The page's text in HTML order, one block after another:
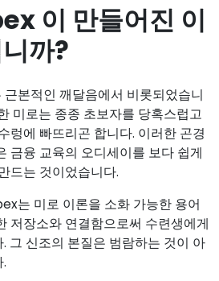
이 만들어진 이
까?
본적인 깨달음에서 비롯되었습니
미로는 종종 초보자를 당혹스럽고
렁에 빠뜨리곤 합니다. 이러한 곤경
금융 교육의 오디세이를 보다 쉽게
드는 것이었습니다.
는 미로 이론을 소화 가능한 용어
저장소와 연결함으로써 수련생에게
그 신조의 본질은 범람하는 것이 아